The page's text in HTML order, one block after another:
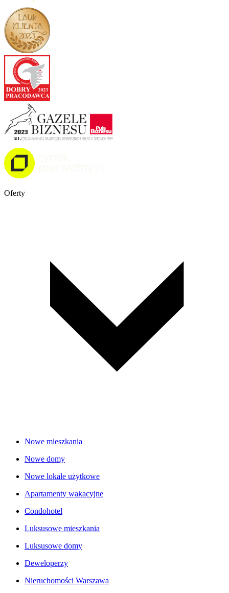
Oferty
Nowe mieszkania
Nowe domy
Nowe lokale użytkowe
Apartamenty wakacyjne
Condohotel
Luksusowe mieszkania
Luksusowe domy
Deweloperzy
Nieruchomości Warszawa